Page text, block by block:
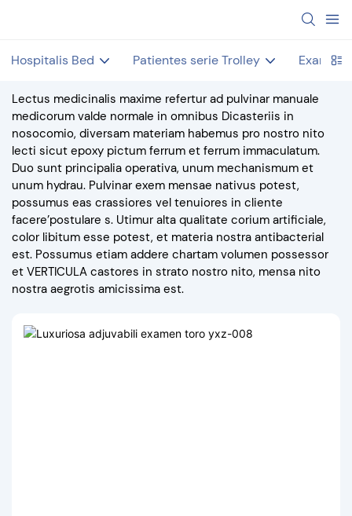
Hospitalis Bed Patientes serie Trolley Examen
Lectus medicinalis maxime refertur ad pulvinar manuale
medicorum valde normale in omnibus Dicasteriis in
nosocomio, diversam materiam habemus pro nostro nito
lecti sicut epoxy pictum ferrum et ferrum immaculatum.
Duo sunt principalia operativa, unum mechanismum et
unum hydrau. Pulvinar exem mensae nativus potest,
possumus eas crassiores vel tenuiores in cliente
facere’postulare s. Utimur alta qualitate corium artificiale,
color libitum esse potest, et materia nostra antibacterial
est. Possumus etiam addere chartam volumen possessor
et VERTICULA castores in strato nostro nito, mensa nito
nostra aegrotis amicissima est.